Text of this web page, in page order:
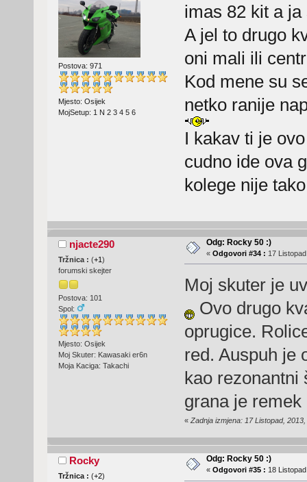
Postova: 971
Mjesto: Osijek
MojSetup: 1 N 2 3 4 5 6
imas 82 kit a
A jel to drugo
oni mali ili
Kod mene su
netko ranije
I kakav ti je
cudno ide ova
kolege nije
njacte290
Tržnica : (+1)
forumski skejter
Postova: 101
Spol:
Mjesto: Osijek
Moj Skuter: Kawasaki er6n
Moja Kaciga: Takachi
Odg: Rocky 50 :)
« Odgovori #34 : 17
Moj skuter je
Ovo drugo
oprugice.
red. Auspuh je
kao rezonantni
grana je
« Zadnja izmjena: 17 Listopad,
Rocky
Tržnica : (+2)
Odg: Rocky 50 :)
« Odgovori #35 : 18